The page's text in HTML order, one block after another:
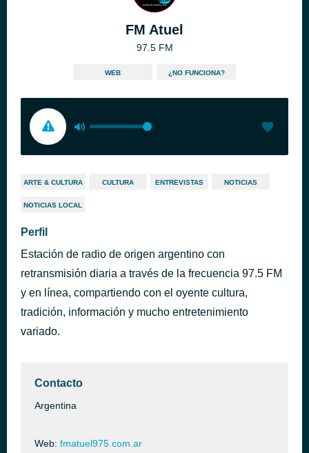
FM Atuel
97.5 FM
WEB ¿NO FUNCIONA?
ARTE & CULTURA CULTURA ENTREVISTAS NOTICIAS
NOTICIAS LOCAL
Perfil
Estación de radio de origen argentino con
retransmisión diaria a través de la frecuencia 97.5 FM
y en línea, compartiendo con el oyente cultura,
tradición, información y mucho entretenimiento
variado.
Contacto
Argentina
Web: fmatuel975.com.ar